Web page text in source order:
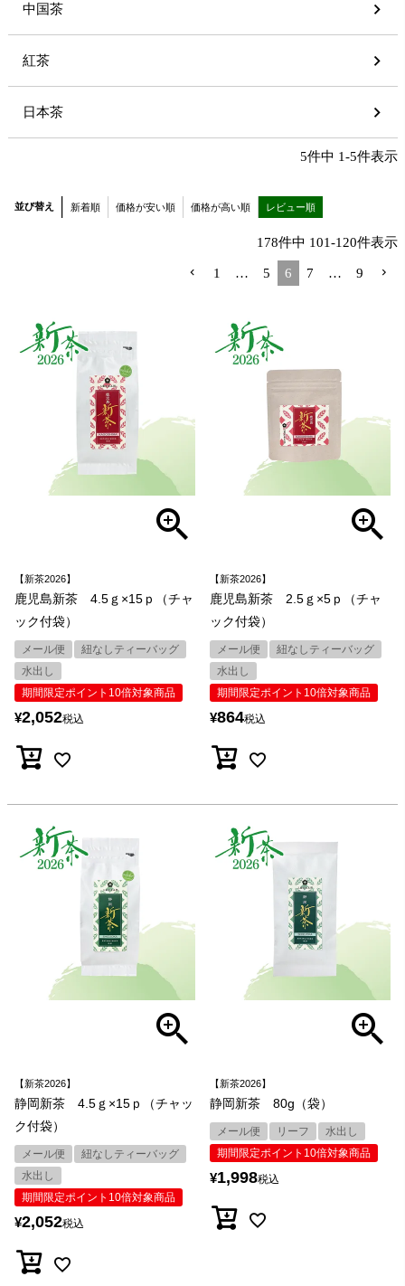
中国茶
紅茶
日本茶
5件中 1-5件表示
並び替え 新着順 価格が安い順 価格が高い順 レビュー順
178件中 101-120件表示
1 … 5 6 7 … 9
【新茶2026】
鹿児島新茶 4.5ｇ×15ｐ（チャ
ック付袋）
メール便
紐なしティーバッグ
水出し
期間限定ポイント10倍対象商品
¥2,052税込
【新茶2026】
鹿児島新茶 2.5ｇ×5ｐ（チャ
ック付袋）
メール便
紐なしティーバッグ
水出し
期間限定ポイント10倍対象商品
¥864税込
【新茶2026】
静岡新茶 4.5ｇ×15ｐ（チャッ
ク付袋）
メール便
紐なしティーバッグ
水出し
期間限定ポイント10倍対象商品
¥2,052税込
【新茶2026】
静岡新茶 80g（袋）
メール便 リーフ
水出し
期間限定ポイント10倍対象商品
¥1,998税込